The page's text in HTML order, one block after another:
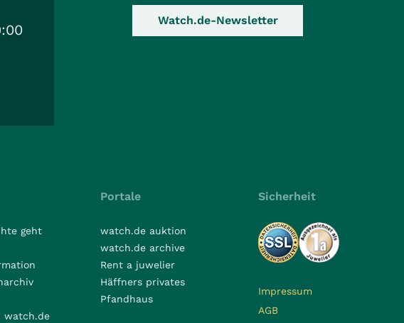
Watch.de-Newsletter
geht
watch.de
Portale
watch.de auktion
watch.de archive
Rent a juwelier
Häffners privates
Pfandhaus
Sicherheit
Impressum
AGB